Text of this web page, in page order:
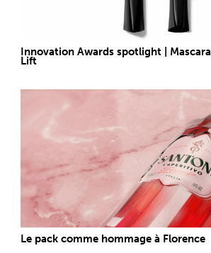
Innovation Awards spotlight |
Lift
Le pack comme hommage à Florence